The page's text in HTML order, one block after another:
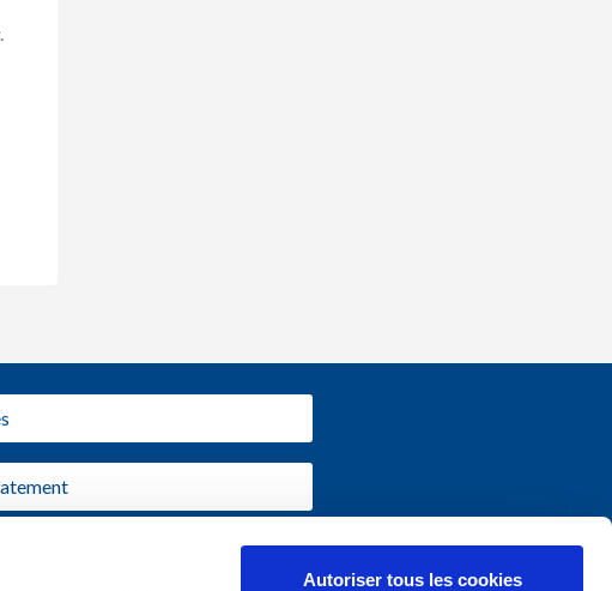
Autoriser tous les cookies
les informations utiles sur